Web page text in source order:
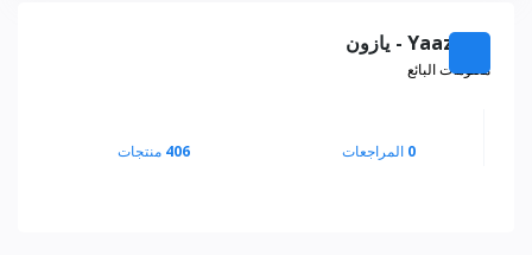
Yaazoon - يازون
معلومات البائع
0 المراجعات 406 منتجات